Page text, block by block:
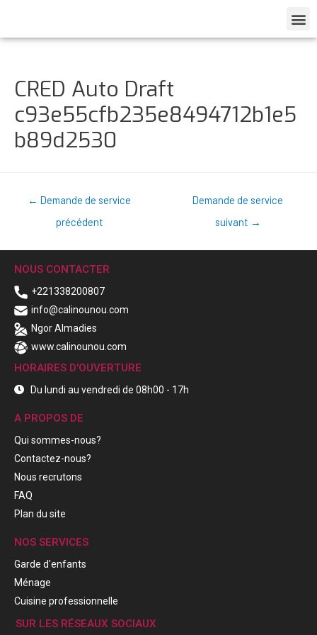
CRED Auto Draft
c93e55cfb235e8494712b1e5
b89d2530
← Demande de service
précédent
Demande de service
suivant →
NOUS CONTACTER
+221338200807
info@calinounou.com
Ngor Almadies
www.calinounou.com
HORAIRES D'OUVERTURE
Du lundi au vendredi de 08h00 - 17h
A PROPOS DE
Qui sommes-nous?
Contactez-nous?
Nous recrutons
FAQ
Plan du site
NOS SERVICES
Garde d'enfants
Ménage
Cuisine professionnelle
SUR LES RÉSEAUX SOCIAUX